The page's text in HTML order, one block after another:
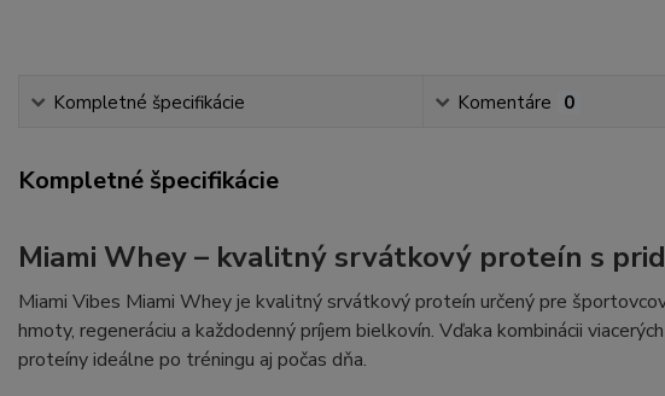
Kompletné špecifikácie Komentáre 0
Kompletné špecifikácie
Miami Whey – kvalitný srvátkový proteín s
Miami Vibes Miami Whey je kvalitný srvátkový proteín určený pre
hmoty, regeneráciu a každodenný príjem bielkovín. Vďaka kombinácii
proteíny ideálne po tréningu aj počas dňa.